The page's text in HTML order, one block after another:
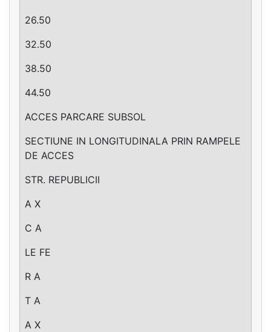
26.50
32.50
38.50
44.50
ACCES PARCARE SUBSOL
SECTIUNE IN LONGITUDINALA PRIN RAMPELE
DE ACCES
STR. REPUBLICII
A X
C A
LE FE
R A
T A
A X